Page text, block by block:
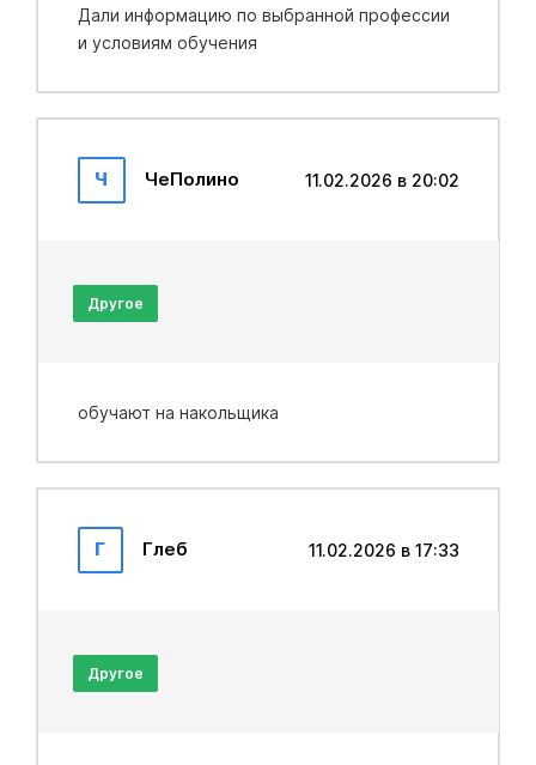
Дали информацию по выбранной профессии
и условиям обучения
Ч ЧеПолино 11.02.2026 в 20:02
Другое
обучают на накольщика
Г Глеб 11.02.2026 в 17:33
Другое